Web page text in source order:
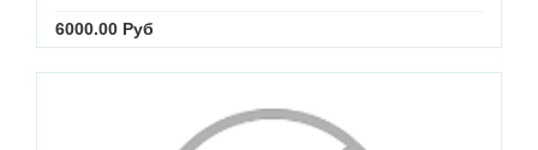
6000.00 Руб